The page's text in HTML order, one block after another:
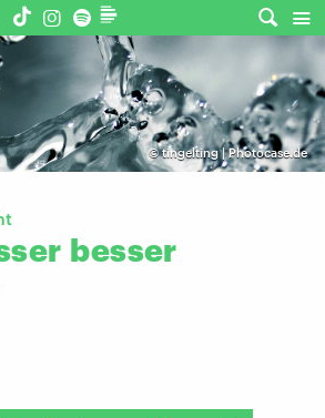
©tingelting | Photocase.de
besser